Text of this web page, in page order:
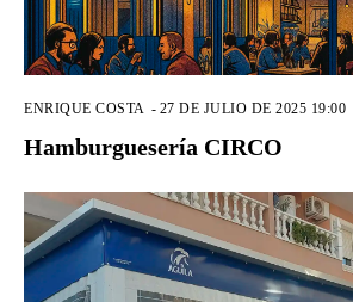
ENRIQUE COSTA - 27 DE JULIO DE 2025 19:00
Hamburguesería CIRCO